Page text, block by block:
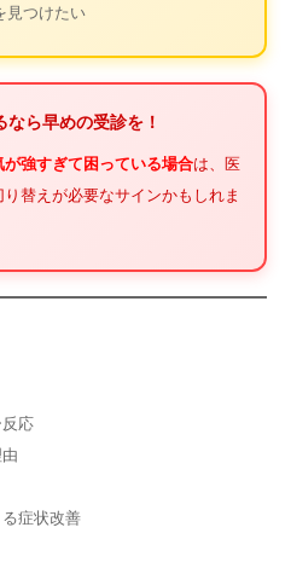
見つけたい
ら早めの受診を！
強すぎて困っている場合は、医
替えが必要なサインかもしれま
応
症状改善